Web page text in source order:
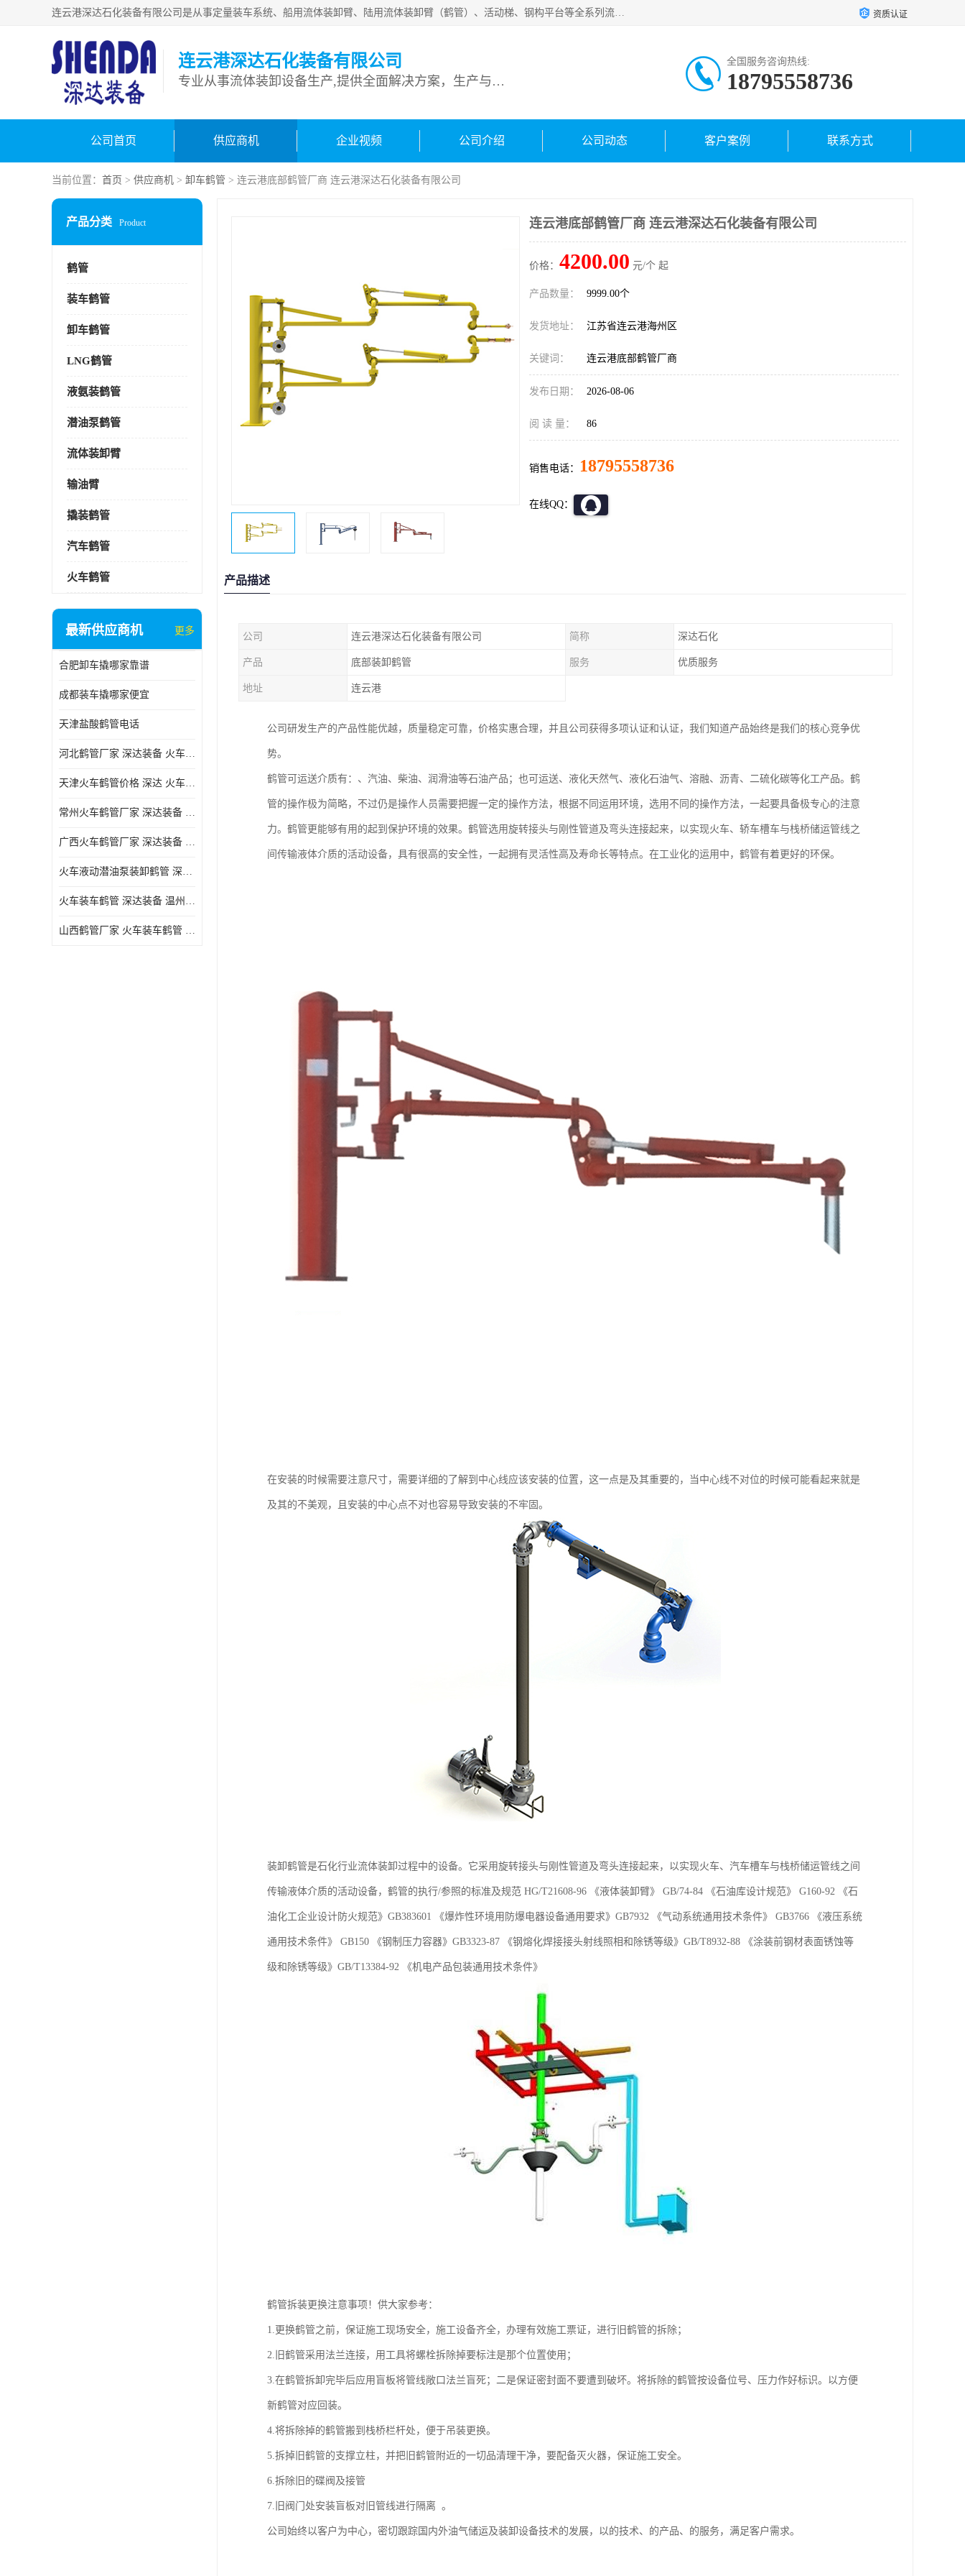
连云港深达石化装备有限公司是从事定量装车系统、船用流体装卸臂、陆用流体装卸臂（鹤管）、活动梯、钢构平台等全系列流体装卸设备的设计、制造、销售以及服务的专业供应商。公司始终以客户为中心，密切跟踪国内外油气储运及装卸设备先进技术的发展，以先进的技术、优质的产品、一流的服务，满足客户需求。 资质认证
连云港深达石化装备有限公司
专业从事流体装卸设备生产,提供全面解决方案，生产与定制服务
全国服务咨询热线:
18795558736
公司首页 供应商机 企业视频 公司介绍 公司动态 客户案例 联系方式
当前位置： 首页 > 供应商机 > 卸车鹤管 > 连云港底部鹤管厂商 连云港深达石化装备有限公司
产品分类 Product
鹤管
装车鹤管
卸车鹤管
LNG鹤管
液氨装鹤管
潜油泵鹤管
流体装卸臂
输油臂
撬装鹤管
汽车鹤管
火车鹤管
最新供应商机 更多
合肥卸车撬哪家靠谱
成都装车撬哪家便宜
天津盐酸鹤管电话
河北鹤管厂家 深达装备 火车液动潜油泵装卸鹤管
天津火车鹤管价格 深达 火车鹤管系列
常州火车鹤管厂家 深达装备 火车鹤管系列
广西火车鹤管厂家 深达装备 火车鹤管系列
火车液动潜油泵装卸鹤管 深达装备 安徽火车鹤管厂家
火车装车鹤管 深达装备 温州鹤管价格
山西鹤管厂家 火车装车鹤管 深达
连云港底部鹤管厂商 连云港深达石化装备有限公司
价格： 4200.00 元/个 起
产品数量： 9999.00个
发货地址： 江苏省连云港海州区
关键词： 连云港底部鹤管厂商
发布日期： 2026-08-06
阅 读 量： 86
销售电话： 18795558736
在线QQ：
产品描述
公司 连云港深达石化装备有限公司 简称 深达石化
产品 底部装卸鹤管 服务 优质服务
地址 连云港
公司研发生产的产品性能优越，质量稳定可靠，价格实惠合理，并且公司获得多项认证和认证，我们知道产品始终是我们的核心竞争优
势。
鹤管可运送介质有：、汽油、柴油、润滑油等石油产品；也可运送、液化天然气、液化石油气、溶融、沥青、二硫化碳等化工产品。鹤
管的操作极为简略，不过仍是操作人员需要把握一定的操作方法，根据不同运用环境，选用不同的操作方法，一起要具备极专心的注意
力。鹤管更能够有用的起到保护环境的效果。鹤管选用旋转接头与刚性管道及弯头连接起来，以实现火车、轿车槽车与栈桥储运管线之
间传输液体介质的活动设备，具有很高的安全性，一起拥有灵活性高及寿命长等特点。在工业化的运用中，鹤管有着更好的环保。
在安装的时候需要注意尺寸，需要详细的了解到中心线应该安装的位置，这一点是及其重要的，当中心线不对位的时候可能看起来就是
及其的不美观，且安装的中心点不对也容易导致安装的不牢固。
装卸鹤管是石化行业流体装卸过程中的设备。它采用旋转接头与刚性管道及弯头连接起来，以实现火车、汽车槽车与栈桥储运管线之间
传输液体介质的活动设备，鹤管的执行/参照的标准及规范 HG/T21608-96 《液体装卸臂》 GB/74-84 《石油库设计规范》 G160-92 《石
油化工企业设计防火规范》GB383601 《爆炸性环境用防爆电器设备通用要求》GB7932 《气动系统通用技术条件》 GB3766 《液压系统
通用技术条件》 GB150 《钢制压力容器》GB3323-87 《钢熔化焊接接头射线照相和除锈等级》GB/T8932-88 《涂装前钢材表面锈蚀等
级和除锈等级》GB/T13384-92 《机电产品包装通用技术条件》
鹤管拆装更换注意事项！供大家参考：
1.更换鹤管之前，保证施工现场安全，施工设备齐全，办理有效施工票证，进行旧鹤管的拆除；
2.旧鹤管采用法兰连接，用工具将螺栓拆除掉要标注是那个位置使用；
3.在鹤管拆卸完毕后应用盲板将管线敞口法兰盲死；二是保证密封面不要遭到破坏。将拆除的鹤管按设备位号、压力作好标识。以方便
新鹤管对应回装。
4.将拆除掉的鹤管搬到栈桥栏杆处，便于吊装更换。
5.拆掉旧鹤管的支撑立柱，并把旧鹤管附近的一切品清理干净，要配备灭火器，保证施工安全。
6.拆除旧的碟阀及接管
7.旧阀门处安装盲板对旧管线进行隔离 。
公司始终以客户为中心，密切跟踪国内外油气储运及装卸设备技术的发展，以的技术、的产品、的服务，满足客户需求。